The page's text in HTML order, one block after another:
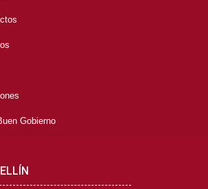
Gobierno